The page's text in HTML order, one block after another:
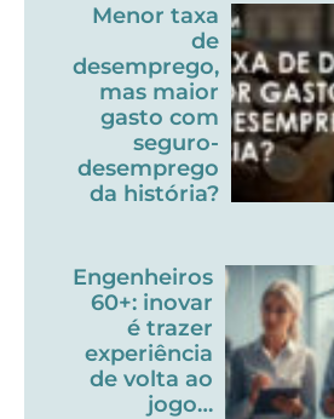
Menor taxa
de
desemprego,
mas maior
gasto com
seguro-
desemprego
da história?
Engenheiros
60+: inovar
é trazer
experiência
de volta ao
jogo…